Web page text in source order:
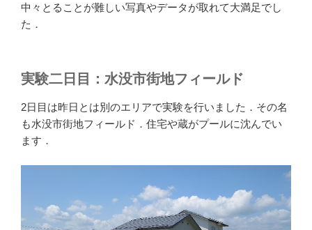
中々とることが難しい写真やデータが取れて大満足でし
た．
実験二日目：水没市街地フィールド
2日目は昨日とは別のエリアで実験を行いました．その名
も水没市街地フィールド．住宅や蔵がプールに沈んでい
ます．